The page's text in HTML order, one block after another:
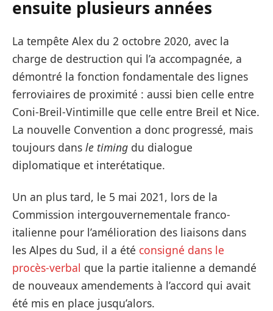
ensuite plusieurs années
La tempête Alex du 2 octobre 2020, avec la
charge de destruction qui l’a accompagnée, a
démontré la fonction fondamentale des lignes
ferroviaires de proximité : aussi bien celle entre
Coni-Breil-Vintimille que celle entre Breil et Nice.
La nouvelle Convention a donc progressé, mais
toujours dans le timing du dialogue
diplomatique et interétatique.
Un an plus tard, le 5 mai 2021, lors de la
Commission intergouvernementale franco-
italienne pour l’amélioration des liaisons dans
les Alpes du Sud, il a été consigné dans le
procès-verbal que la partie italienne a demandé
de nouveaux amendements à l’accord qui avait
été mis en place jusqu’alors.